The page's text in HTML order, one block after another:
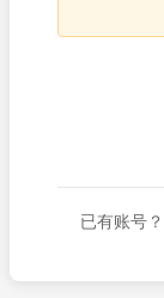
已有账号？